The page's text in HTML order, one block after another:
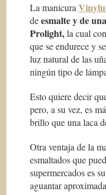
La manicura
deesmalte y de
Prolight,la cual
que se endurece y
luz natural de las
ningún tipo de
Esto quiere decir
pero, a su vez, es
brillo que una laca
Otra ventaja de la
esmaltados que
supermercados es
aguantar